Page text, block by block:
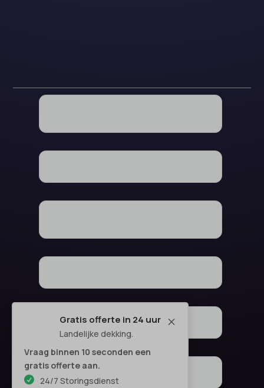
M
Gratis offerte in 24 uur
Landelijke dekking.
Vraag binnen 10 seconden een
gratis offerte aan.
24/7 Storingsdienst